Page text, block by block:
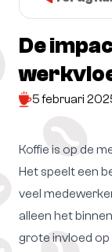
De
5 februari
Koffie is op de
Het speelt een
veel
alleen het
grote invloed